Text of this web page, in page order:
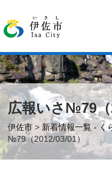
広報いさ№79（
伊佐市 > 新着情報一覧 - く
№79（2012/03/01）